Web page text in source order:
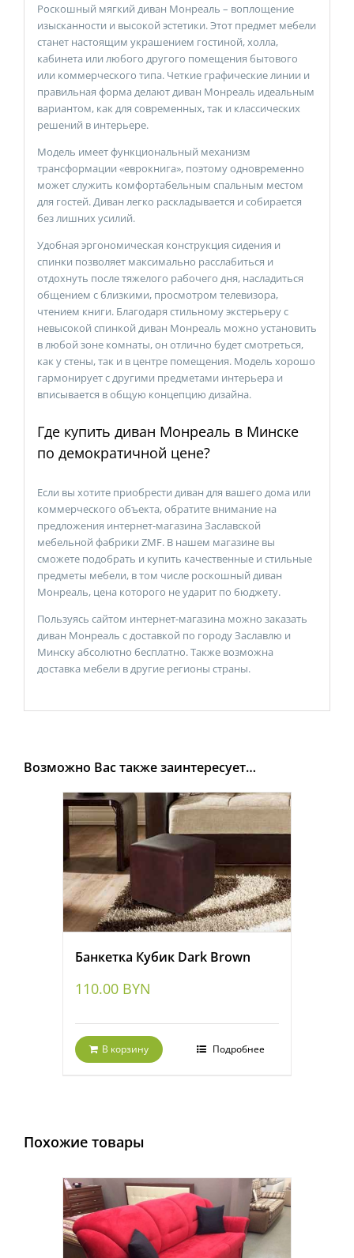
Роскошный мягкий диван Монреаль – воплощение
изысканности и высокой эстетики. Этот предмет мебели
станет настоящим украшением гостиной, холла,
кабинета или любого другого помещения бытового
или коммерческого типа. Четкие графические линии и
правильная форма делают диван Монреаль идеальным
вариантом, как для современных, так и классических
решений в интерьере.
Модель имеет функциональный механизм
трансформации «еврокнига», поэтому одновременно
может служить комфортабельным спальным местом
для гостей. Диван легко раскладывается и собирается
без лишних усилий.
Удобная эргономическая конструкция сидения и
спинки позволяет максимально расслабиться и
отдохнуть после тяжелого рабочего дня, насладиться
общением с близкими, просмотром телевизора,
чтением книги. Благодаря стильному экстерьеру с
невысокой спинкой диван Монреаль можно установить
в любой зоне комнаты, он отлично будет смотреться,
как у стены, так и в центре помещения. Модель хорошо
гармонирует с другими предметами интерьера и
вписывается в общую концепцию дизайна.
Где купить диван Монреаль в Минске
по демократичной цене?
Если вы хотите приобрести диван для вашего дома или
коммерческого объекта, обратите внимание на
предложения интернет-магазина Заславской
мебельной фабрики ZMF. В нашем магазине вы
сможете подобрать и купить качественные и стильные
предметы мебели, в том числе роскошный диван
Монреаль, цена которого не ударит по бюджету.
Пользуясь сайтом интернет-магазина можно заказать
диван Монреаль с доставкой по городу Заславлю и
Минску абсолютно бесплатно. Также возможна
доставка мебели в другие регионы страны.
Возможно Вас также заинтересует…
Банкетка Кубик Dark Brown
110.00 BYN
В корзину Подробнее
Похожие товары